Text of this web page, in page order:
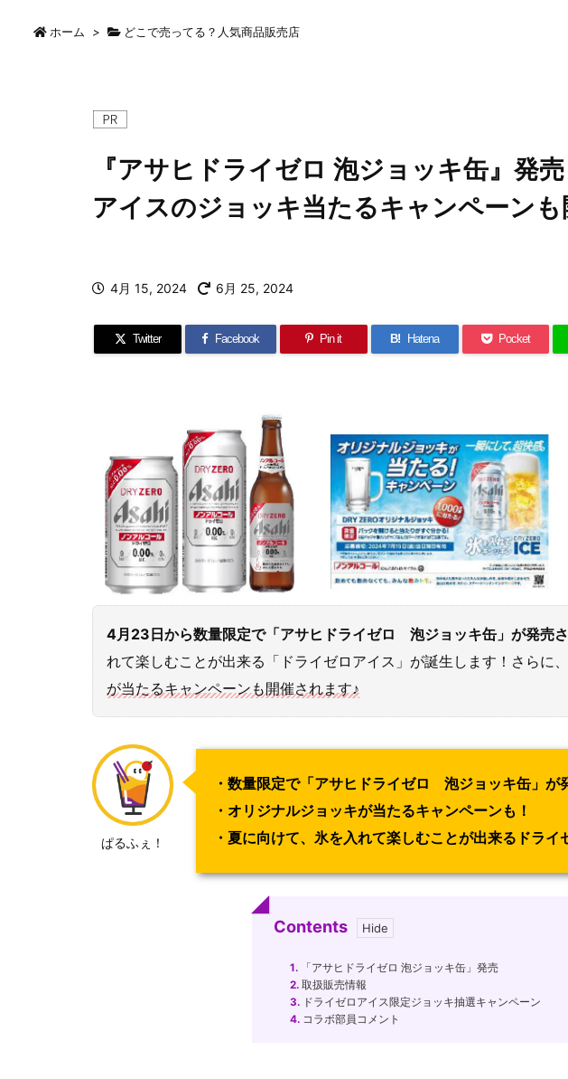
ホーム > どこで売ってる？人気商品販売店
『アサヒドライゼロ 泡ジョッキ缶』発
アイスのジョッキ当たるキャンペーンも
4月 15, 2024 6月 25, 2024
Twitter Facebook Pin it B! Hatena Pocket
4月23日から数量限定で「アサヒドライゼロ 泡ジョッキ缶」が発売
れて楽しむことが出来る「ドライゼロアイス」が誕生します！さらに、
が当たるキャンペーンも開催されます♪
ぱるふぇ！
・数量限定で「アサヒドライゼロ 泡ジョッキ缶」が
・オリジナルジョッキが当たるキャンペーンも！
・夏に向けて、氷を入れて楽しむことが出来るドライ
Contents
1. 「アサヒドライゼロ 泡ジョッキ缶」発売
2. 取扱販売情報
3. ドライゼロアイス限定ジョッキ抽選キャンペーン
4. コラボ部員コメント